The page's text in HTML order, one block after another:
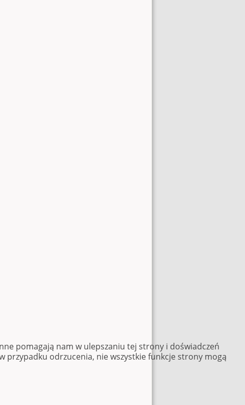
pomagają nam w ulepszaniu tej strony i doświadczeń
przypadku odrzucenia, nie wszystkie funkcje strony mogą